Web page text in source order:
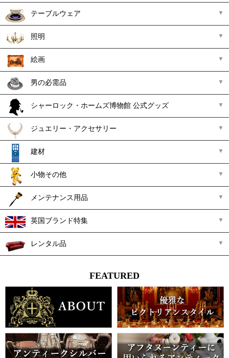
テーブルウェア
照明
絵画
男の必需品
シャーロック・ホームズ博物館 公式グッズ
ジュエリー・アクセサリー
建材
小物その他
メンテナンス用品
英国ブランド特集
レンタル品
FEATURED